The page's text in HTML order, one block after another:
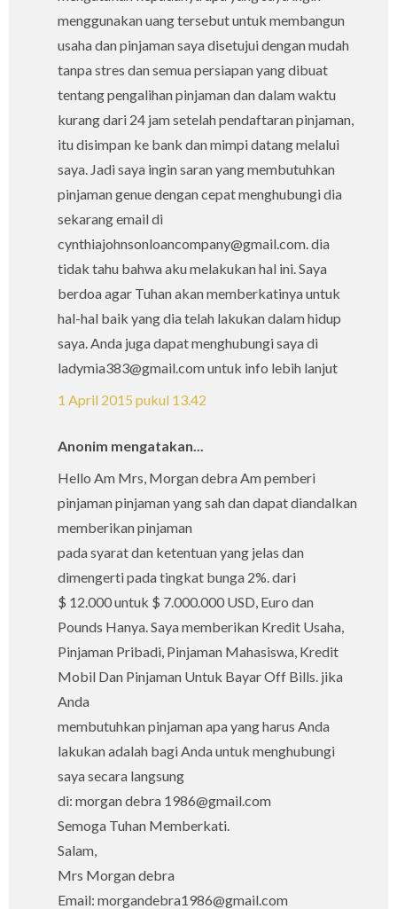
menggunakan uang tersebut untuk membangun
usaha dan pinjaman saya disetujui dengan mudah
tanpa stres dan semua persiapan yang dibuat
tentang pengalihan pinjaman dan dalam waktu
kurang dari 24 jam setelah pendaftaran pinjaman,
itu disimpan ke bank dan mimpi datang melalui
saya. Jadi saya ingin saran yang membutuhkan
pinjaman genue dengan cepat menghubungi dia
sekarang email di
cynthiajohnsonloancompany@gmail.com. dia
tidak tahu bahwa aku melakukan hal ini. Saya
berdoa agar Tuhan akan memberkatinya untuk
hal-hal baik yang dia telah lakukan dalam hidup
saya. Anda juga dapat menghubungi saya di
ladymia383@gmail.com untuk info lebih lanjut
1 April 2015 pukul 13.42
Anonim mengatakan...
Hello Am Mrs, Morgan debra Am pemberi
pinjaman pinjaman yang sah dan dapat diandalkan
memberikan pinjaman
pada syarat dan ketentuan yang jelas dan
dimengerti pada tingkat bunga 2%. dari
$ 12.000 untuk $ 7.000.000 USD, Euro dan
Pounds Hanya. Saya memberikan Kredit Usaha,
Pinjaman Pribadi, Pinjaman Mahasiswa, Kredit
Mobil Dan Pinjaman Untuk Bayar Off Bills. jika
Anda
membutuhkan pinjaman apa yang harus Anda
lakukan adalah bagi Anda untuk menghubungi
saya secara langsung
di: morgan debra 1986@gmail.com
Semoga Tuhan Memberkati.
Salam,
Mrs Morgan debra
Email: morgandebra1986@gmail.com